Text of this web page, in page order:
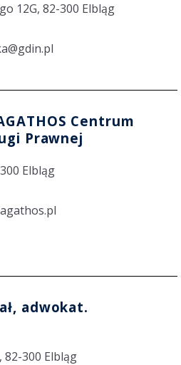
12G, 82-300 Elbląg
Centrum
Prawnej
Elbląg
adwokat.
82-300 Elbląg